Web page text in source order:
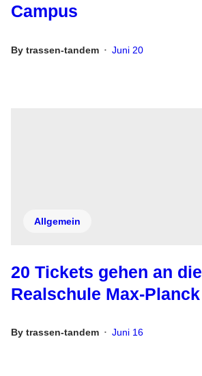
Campus
By trassen-tandem • Juni 20
Allgemein
20 Tickets gehen an die
Realschule Max-Planck
By trassen-tandem • Juni 16